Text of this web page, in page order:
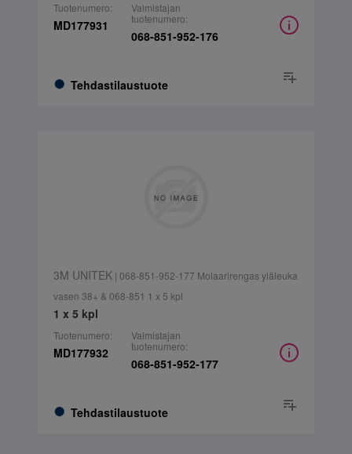
Tuotenumero:
MD177931
Tehdastilaustuote
Valmistajan
tuotenumero:
068-851-952-176
3M UNITEK| 068-851-952-177 Molaarirengas yläleuka
vasen 38+ & 068-851 1 x 5 kpl
1 x 5 kpl
Tuotenumero:
MD177932
Tehdastilaustuote
Valmistajan
tuotenumero:
068-851-952-177